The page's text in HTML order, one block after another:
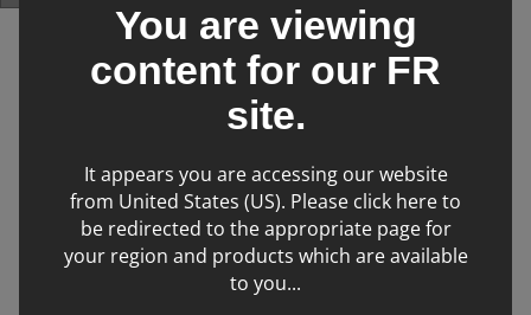
IMV imaging › Produits ›
Filters
No products matching filter criteria.
You are viewing
content for our FR
site.
It appears you are accessing our website
from United States (US). Please click here to
be redirected to the appropriate page for
your region and products which are available
to you...